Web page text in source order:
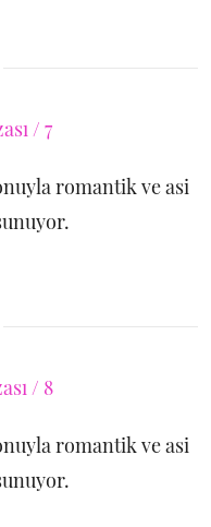
romantik ve asi
romantik ve asi